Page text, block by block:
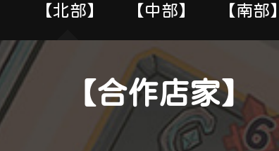
【北部】 【中部】 【南部】
【合作店家】